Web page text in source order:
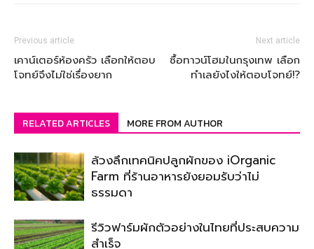
Previous article
เคาน์เตอร์ห้องครัว เลือกให้ตอบ
โจทย์จึงไม่ใช่เรื่องยาก
Next article
ซื้อทาวน์โฮมในกรุงเทพ เลือก
ทำเลยังไงให้ตอบโจทย์!?
RELATED ARTICLES MORE FROM AUTHOR
ล้วงลึกเทคนิคปลูกผักของ iOrganic
Farm ที่ร้านอาหารยังยอมรับว่าไม่
ธรรมดา
รีวิวฟาร์มผักตัวอย่างในไทยที่ประสบความ
สำเร็จ